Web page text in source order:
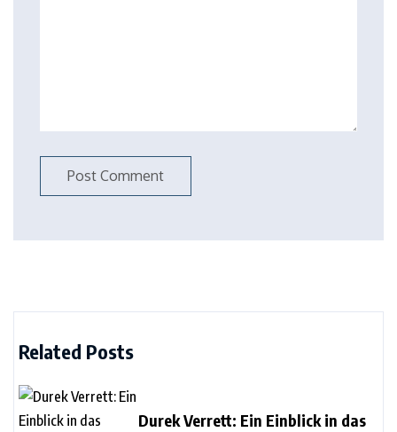
Related Posts
Durek Verrett: Ein Einblick in das